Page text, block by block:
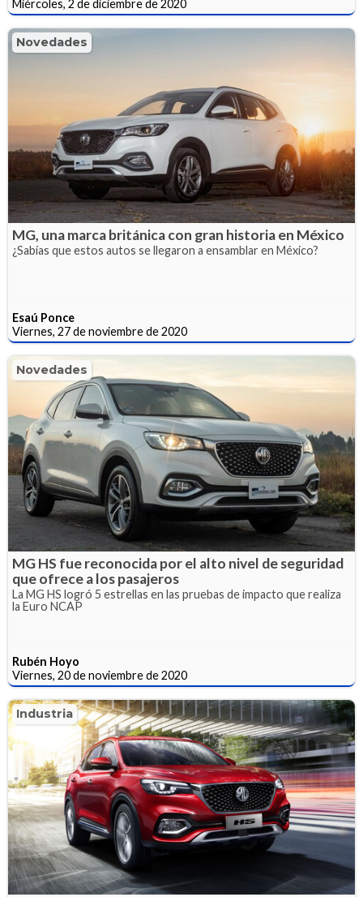
Miércoles, 2 de diciembre de 2020
Novedades
MG, una marca británica con gran historia en México
¿Sabías que estos autos se llegaron a ensamblar en México?
Esaú Ponce
Viernes, 27 de noviembre de 2020
Novedades
MG HS fue reconocida por el alto nivel de seguridad
que ofrece a los pasajeros
La MG HS logró 5 estrellas en las pruebas de impacto que realiza
la Euro NCAP
Rubén Hoyo
Viernes, 20 de noviembre de 2020
Industria